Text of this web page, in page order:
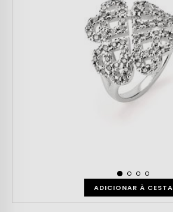
ADICIONAR À CESTA